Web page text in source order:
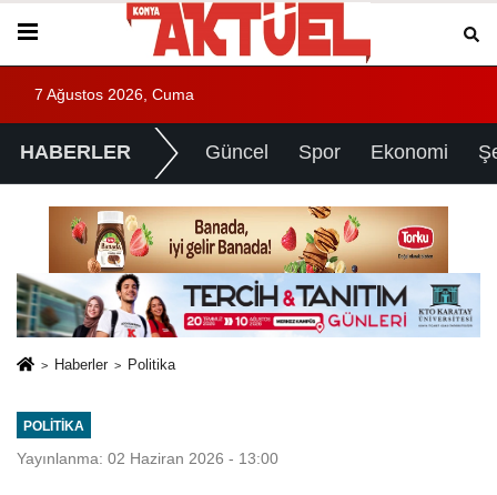
7 Ağustos 2026, Cuma
HABERLER Güncel Spor Ekonomi
Haberler Politika
POLITIKA
Yayınlanma: 02 Haziran 2026 - 13:00